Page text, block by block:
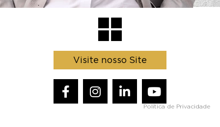
Visite nosso Site
Política de Privacidade